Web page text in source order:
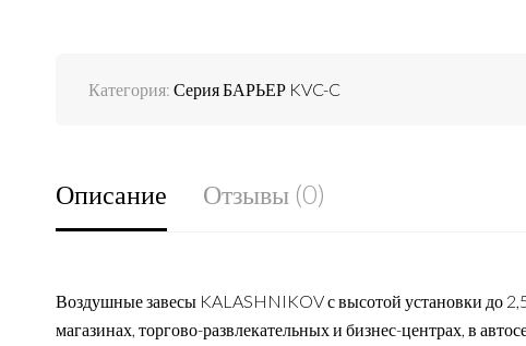
Категория: Серия БАРЬЕР KVC-C
Описание Отзывы (0)
Воздушные завесы KALASHNIKOV с высотой установки до
магазинах, торгово-развлекательных и бизнес-центрах, в